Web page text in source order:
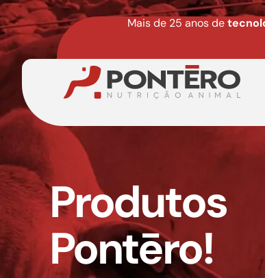
Mais de 25 anos de
Produtos
Pontēro!